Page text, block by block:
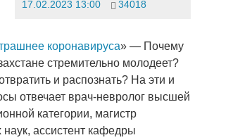
17.02.2023 13:00 34018
коронавируса» — Почему
стремительно молодеет?
и распознать? На эти и
отвечает врач-невролог высшей
категории, магистр
наук, ассистент кафедры